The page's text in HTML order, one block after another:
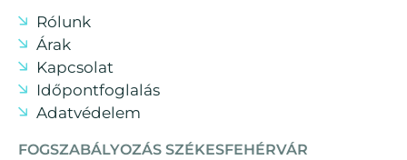
Rólunk
Árak
Kapcsolat
Időpontfoglalás
Adatvédelem
FOGSZABÁLYOZÁS SZÉKESFEHÉRVÁR